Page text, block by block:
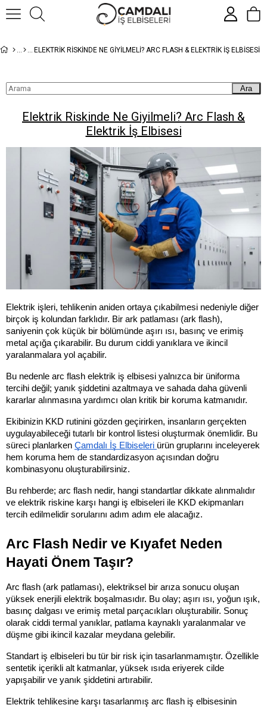
ELEKTRIK RISKINDE NE GIYILMELI? ARC FLASH & ELEKTRIK İŞ ELBISESI
Ara
Elektrik Riskinde Ne Giyilmeli? Arc Flash &
Elektrik İş Elbisesi
Elektrik işleri, tehlikenin aniden ortaya çıkabilmesi nedeniyle diğer
birçok iş kolundan farklıdır. Bir ark patlaması (ark flash),
saniyenin çok küçük bir bölümünde aşırı ısı, basınç ve erimiş
metal açığa çıkarabilir. Bu durum ciddi yanıklara ve ikincil
yaralanmalara yol açabilir.
Bu nedenle arc flash elektrik iş elbisesi yalnızca bir üniforma
tercihi değil; yanık şiddetini azaltmaya ve sahada daha güvenli
kararlar alınmasına yardımcı olan kritik bir koruma katmanıdır.
Ekibinizin KKD rutinini gözden geçirirken, insanların gerçekten
uygulayabileceği tutarlı bir kontrol listesi oluşturmak önemlidir. Bu
süreci planlarken Çamdalı İş Elbiseleri ürün gruplarını inceleyerek
hem koruma hem de standardizasyon açısından doğru
kombinasyonu oluşturabilirsiniz.
Bu rehberde; arc flash nedir, hangi standartlar dikkate alınmalıdır
ve elektrik riskine karşı hangi iş elbiseleri ile KKD ekipmanları
tercih edilmelidir sorularını adım adım ele alacağız.
Arc Flash Nedir ve Kıyafet Neden
Hayati Önem Taşır?
Arc flash (ark patlaması), elektriksel bir arıza sonucu oluşan
yüksek enerjili elektrik boşalmasıdır. Bu olay; aşırı ısı, yoğun ışık,
basınç dalgası ve erimiş metal parçacıkları oluşturabilir. Sonuç
olarak ciddi termal yanıklar, patlama kaynaklı yaralanmalar ve
düşme gibi ikincil kazalar meydana gelebilir.
Standart iş elbiseleri bu tür bir risk için tasarlanmamıştır. Özellikle
sentetik içerikli alt katmanlar, yüksek ısıda eriyerek cilde
yapışabilir ve yanık şiddetini artırabilir.
Elektrik tehlikesine karşı tasarlanmış arc flash iş elbisesinin